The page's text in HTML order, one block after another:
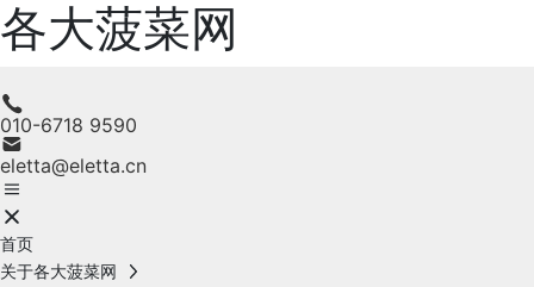
各大菠菜网
010-6718 9590
eletta@eletta.cn
首页
关于各大菠菜网